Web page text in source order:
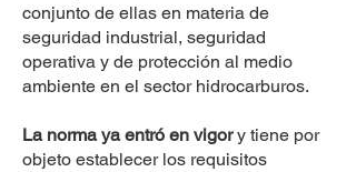
conjunto de ellas en materia de
seguridad industrial, seguridad
operativa y de protección al medio
ambiente en el sector hidrocarburos.
La norma ya entró en vigory tiene por
objeto establecer los requisitos